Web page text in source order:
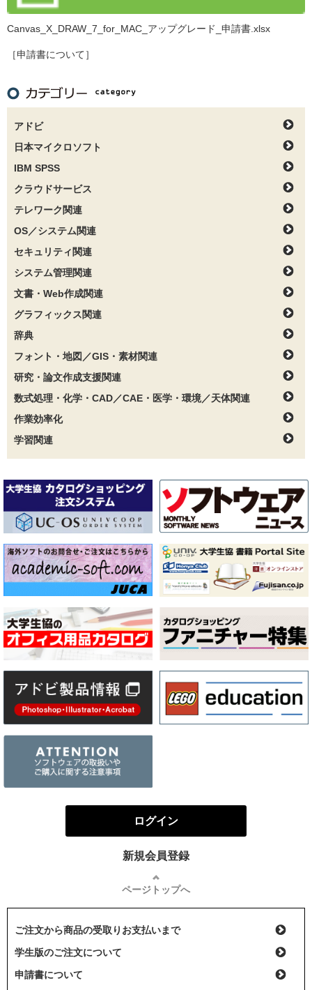
Canvas_X_DRAW_7_for_MAC_アップグレード_申請書.xlsx
［申請書について］
アドビ
日本マイクロソフト
IBM SPSS
クラウドサービス
テレワーク関連
OS／システム関連
セキュリティ関連
システム管理関連
文書・Web作成関連
グラフィックス関連
辞典
フォント・地図／GIS・素材関連
研究・論文作成支援関連
数式処理・化学・CAD／CAE・医学・環境／天体関連
作業効率化
学習関連
ログイン
新規会員登録
ページトップへ
ご注文から商品の受取りお支払いまで
学生版のご注文について
申請書について